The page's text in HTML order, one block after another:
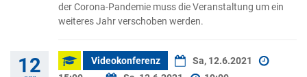
der Corona-Pandemie muss die Veranstaltung um ein
weiteres Jahr verschoben werden.
12 Videokonferenz
Sa, 12.6.2021